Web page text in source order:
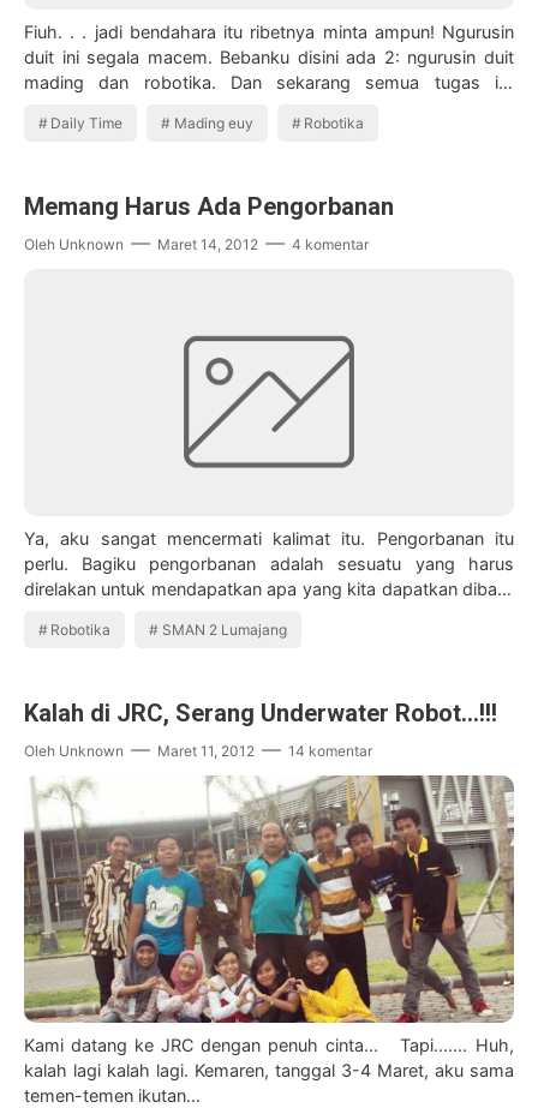
Fiuh. . . jadi bendahara itu ribetnya minta ampun! Ngurusin
duit ini segala macem. Bebanku disini ada 2: ngurusin duit
mading dan robotika. Dan sekarang semua tugas itu
Daily Time Mading euy Robotika
Memang Harus Ada Pengorbanan
Oleh Unknown Maret 14, 2012 4 komentar
Ya, aku sangat mencermati kalimat itu. Pengorbanan itu
perlu. Bagiku pengorbanan adalah sesuatu yang harus
direlakan untuk mendapatkan apa yang kita dapatkan dibalik
Robotika SMAN 2 Lumajang
Kalah di JRC, Serang Underwater Robot...!!!
Oleh Unknown Maret 11, 2012 14 komentar
Kami datang ke JRC dengan penuh cinta... Tapi....... Huh,
kalah lagi kalah lagi. Kemaren, tanggal 3-4 Maret, aku sama
temen-temen ikutan…